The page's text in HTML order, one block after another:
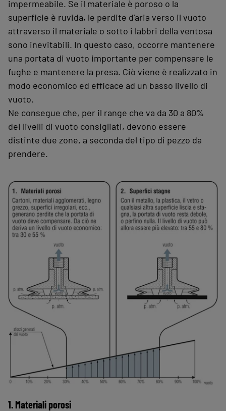
impermeabile. Se il materiale è poroso o la
superficie è ruvida, le perdite d'aria verso il vuoto
attraverso il materiale o sotto i labbri della ventosa
sono inevitabili. In questo caso, occorre mantenere
una portata di vuoto importante per compensare le
fughe e mantenere la presa. Ciò viene è realizzato in
modo economico ed efficace ad un basso livello di
vuoto.
Ne consegue che, per il range che va da 30 a 80%
dei livelli di vuoto consigliati, devono essere
distinte due zone, a seconda del tipo di pezzo da
prendere.
1. Materiali porosi